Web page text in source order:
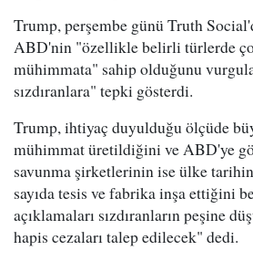
Trump, perşembe günü Truth
ABD'nin "özellikle belirli türlerde
mühimmata" sahip olduğunu
sızdıranlara" tepki gösterdi.
Trump, ihtiyaç duyulduğu ölçüde
mühimmat üretildiğini ve ABD'ye
savunma şirketlerinin ise ülke
sayıda tesis ve fabrika inşa ettiğini
açıklamaları sızdıranların peşine
hapis cezaları talep edilecek" dedi.